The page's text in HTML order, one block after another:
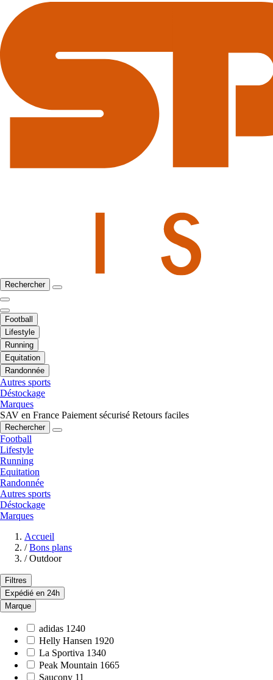
Rechercher
Football
Lifestyle
Running
Equitation
Randonnée
Autres sports
Déstockage
Marques
SAV en France Paiement sécurisé Retours faciles
Rechercher
Football
Lifestyle
Running
Equitation
Randonnée
Autres sports
Déstockage
Marques
Accueil
/ Bons plans
/ Outdoor
Filtres
Expédié en 24h
Marque
adidas 1240
Helly Hansen 1920
La Sportiva 1340
Peak Mountain 1665
Saucony 11